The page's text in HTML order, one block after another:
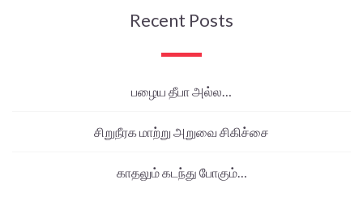
Recent Posts
பழைய தீபா அல்ல…
சிறுநீரக மாற்று அறுவை சிகிச்சை
காதலும் கடந்து போகும்…